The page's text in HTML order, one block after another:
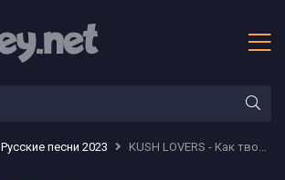
Русские песни 2023 KUSH LOVERS - Как твое имя и что ты тут забыла (speed up)